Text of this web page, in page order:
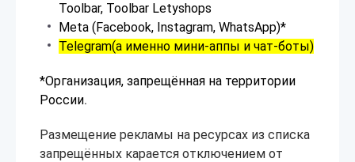
Toolbar, Toolbar Letyshops
Meta (Facebook, Instagram, WhatsApp)*
Telegram(а именно мини-аппы и чат-боты)
*Организация, запрещённая на территории
России.
Размещение рекламы на ресурсах из списка
запрещённых карается отключением от